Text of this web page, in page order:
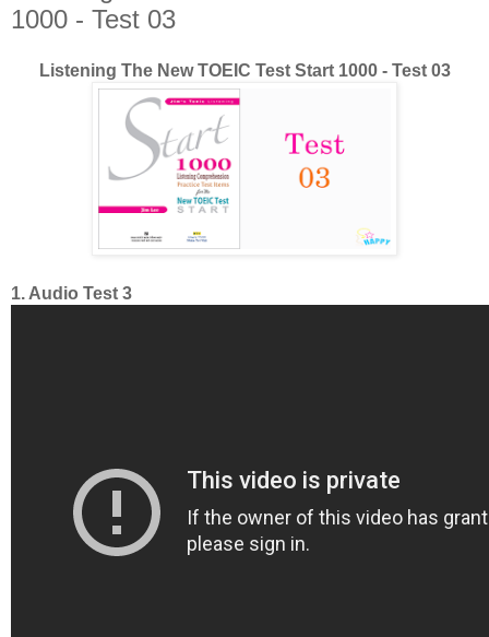
1000 - Test 03
Listening The New TOEIC Test Start 1000 - Test 03
1. Audio Test 3